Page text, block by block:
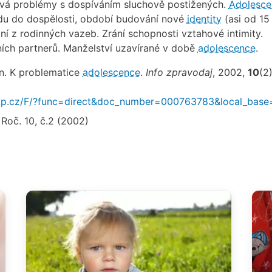
problémy s dospíváním sluchově postižených.
do dospělosti, období budování nové identity(asi od 15
z rodinných vazeb. Zrání schopnosti vztahové intimity.
partnerů. Manželství uzavírané v době adolescence.
K problematice adolescence. Info zpravodaj, 2002, 10
F/
10, č.2 (2002)